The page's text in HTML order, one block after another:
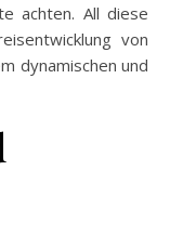
achten. All diese
von
dynamischen und